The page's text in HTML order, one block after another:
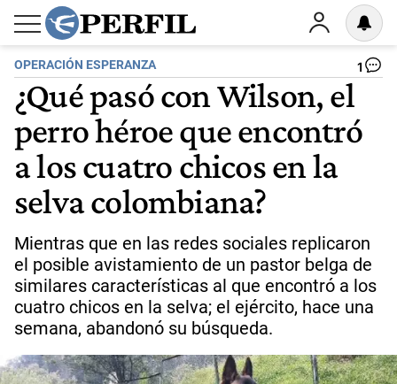
OPERACIÓN ESPERANZA 1
¿Qué pasó con Wilson, el
perro héroe que encontró
a los cuatro chicos en la
selva colombiana?
Mientras que en las redes sociales replicaron
el posible avistamiento de un pastor belga de
similares características al que encontró a los
cuatro chicos en la selva; el ejército, hace una
semana, abandonó su búsqueda.